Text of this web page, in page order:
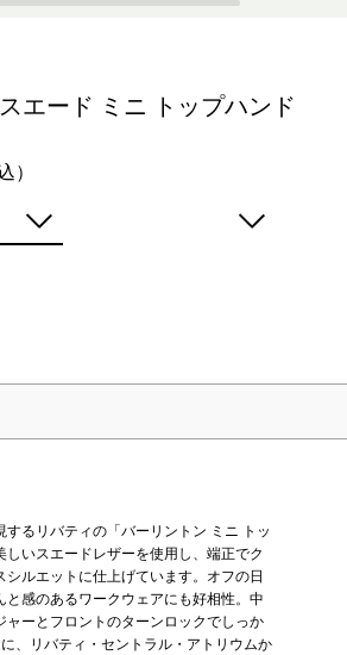
エード ミニ トップハンド
）
るリバティの「バーリントン ミニ トッ
しいスエードレザーを使用し、端正でク
シルエットに仕上げています。オフの日
と感のあるワークウェアにも好相性。中
ャーとフロントのターンロックでしっか
、リバティ・セントラル・アトリウムか